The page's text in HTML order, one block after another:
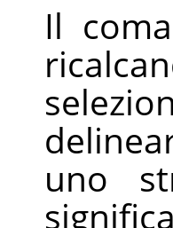
Il
uno